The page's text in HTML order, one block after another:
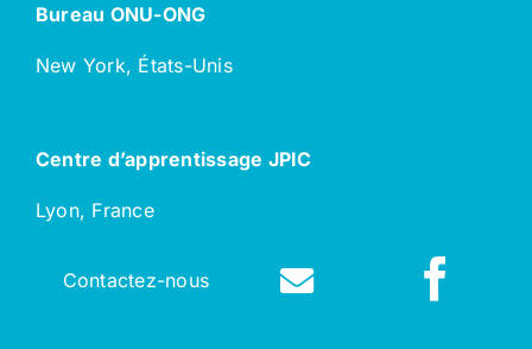
Bureau ONU-ONG
New York, États-Unis
Centre d’apprentissage JPIC
Lyon, France
Contactez-nous